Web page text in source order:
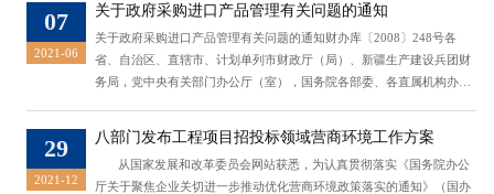
07
2021-06
关于政府采购进口产品管理有关问题的通知
关于政府采购进口产品管理有关问题的通知​财办库〔2008〕248号各
省、自治区、直辖市、计划单列市财政厅（局）、新疆生产建设兵团财
务局，党中央有关部门办公厅（室），国务院各部委、各直属机构办公
（室）： 财政部于2007年12月印发了《政府采购进口产品管理办
法》（财库[2007]119号）。该办法印发后...
29
2021-12
八部门发布工程项目招投标领域营商环境工作方案
从国家发展和改革委员会网站获悉，为认真贯彻落实《国务院办公
厅关于聚焦企业关切进一步推动优化营商环境政策落实的通知》（国办